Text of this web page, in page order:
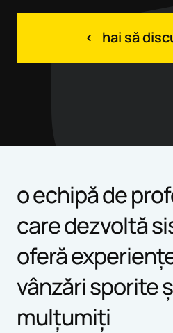
hai să
o echipă de
care dezvoltă
oferă
vânzări sporite
mulțumiți